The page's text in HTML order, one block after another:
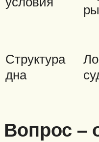
Структура
дна
Вопрос –